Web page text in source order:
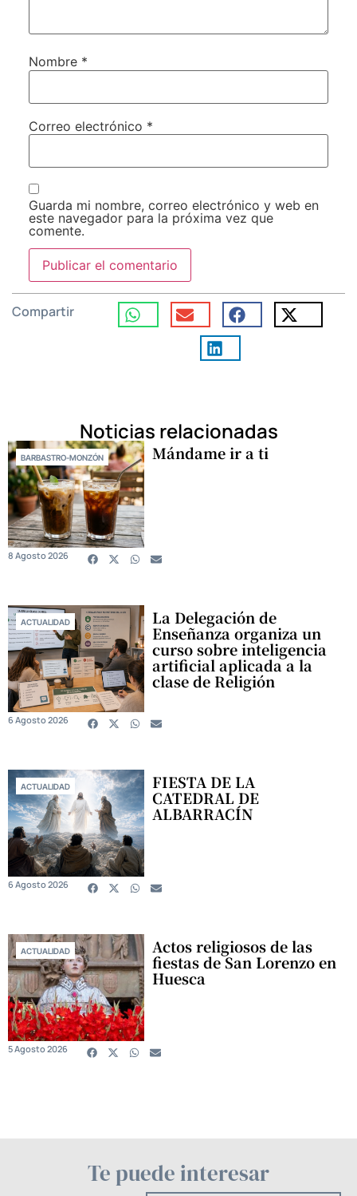
Nombre *
Correo electrónico *
Guarda mi nombre, correo electrónico y web en
este navegador para la próxima vez que
comente.
Compartir
Noticias relacionadas
BARBASTRO-MONZÓN Mándame ir a ti
8 Agosto 2026
ACTUALIDAD La Delegación de
Enseñanza organiza un
curso sobre inteligencia
artificial aplicada a la
clase de Religión
6 Agosto 2026
ACTUALIDAD FIESTA DE LA
CATEDRAL DE
ALBARRACÍN
6 Agosto 2026
ACTUALIDAD Actos religiosos de las
fiestas de San Lorenzo en
Huesca
5 Agosto 2026
Te puede interesar